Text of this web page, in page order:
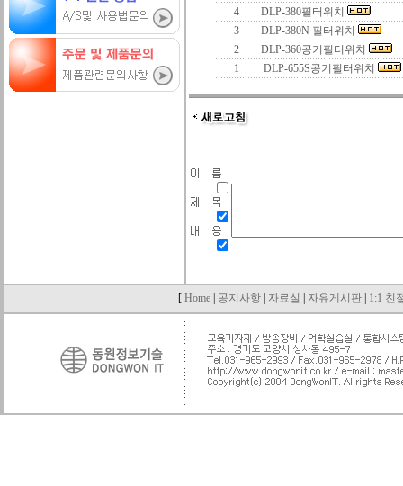
4
DLP-380필터위치
3
DLP-380N 필터위치
2
DLP-360공기필터위치
1
DLP-655S공기필터위치
[ Home 공지사항 자료실 자유게시판 1:1 친